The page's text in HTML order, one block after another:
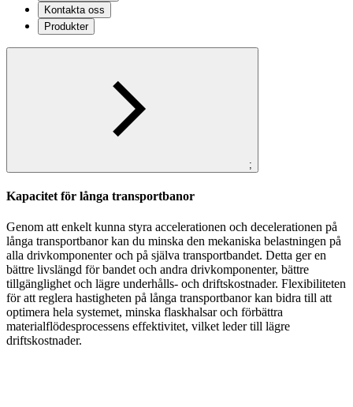
Kontakta oss
Produkter
;
Kapacitet för långa transportbanor
Genom att enkelt kunna styra accelerationen och decelerationen på
långa transportbanor kan du minska den mekaniska belastningen på
alla drivkomponenter och på själva transportbandet. Detta ger en
bättre livslängd för bandet och andra drivkomponenter, bättre
tillgänglighet och lägre underhålls- och driftskostnader. Flexibiliteten
för att reglera hastigheten på långa transportbanor kan bidra till att
optimera hela systemet, minska flaskhalsar och förbättra
materialflödesprocessens effektivitet, vilket leder till lägre
driftskostnader.